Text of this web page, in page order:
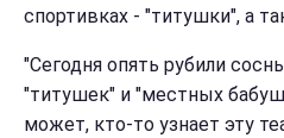
спортивках - "титушки", а
"Сегодня опять рубили
"титушек" и "местных
может, кто-то узнает эту